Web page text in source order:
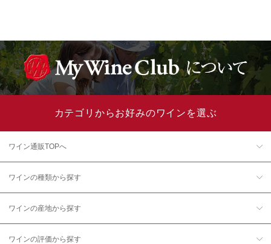
カテゴリからお好みのワインを選ぶ
ワイン通販TOPへ
ワインの種類から探す
ワインの産地から探す
ワインの評価から探す